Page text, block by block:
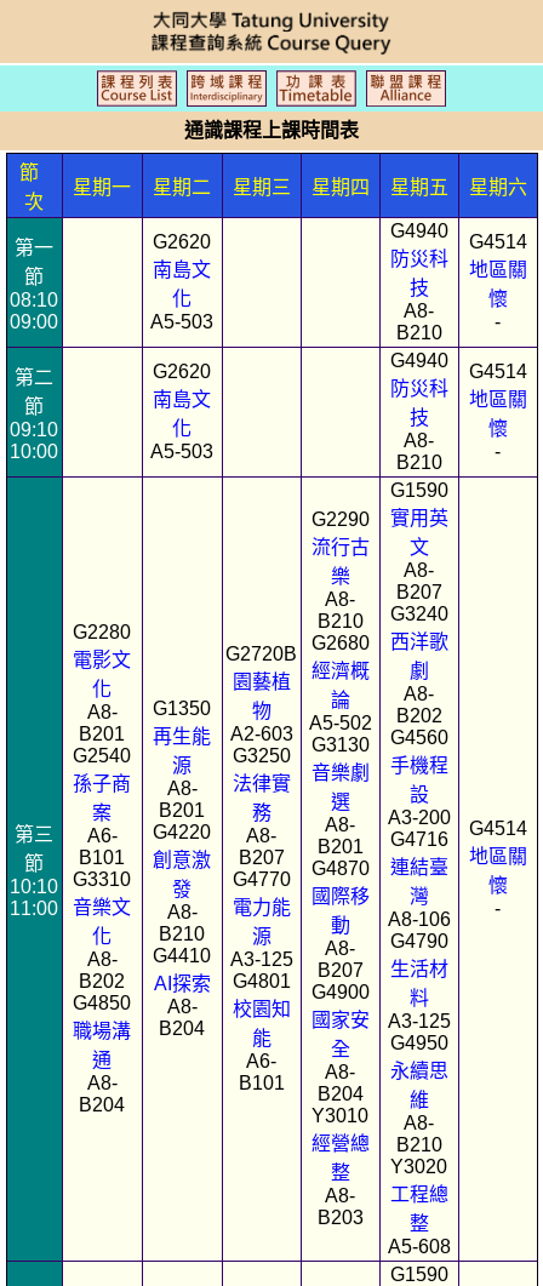
通識課程上課時間表
節
次
星期一 星期二 星期三 星期四 星期五 星期六
第一
節
08:10
09:00
G2620
南島文
化
A5-503
G4940
防災科
技
A8-
B210
G4514
地區關
懷
-
第二
節
09:10
10:00
G2620
南島文
化
A5-503
G4940
防災科
技
A8-
B210
G4514
地區關
懷
-
第三
節
10:10
11:00
G2280
電影文
化
A8-
B201
G2540
孫子商
案
A6-
B101
G3310
音樂文
化
A8-
B202
G4850
職場溝
通
A8-
B204
G1350
再生能
源
A8-
B201
G4220
創意激
發
A8-
B210
G4410
AI探索
A8-
B204
G2720B
園藝植
物
A2-603
G3250
法律實
務
A8-
B207
G4770
電力能
源
A3-125
G4801
校園知
能
A6-
B101
G2290
流行古
樂
A8-
B210
G2680
經濟概
論
A5-502
G3130
音樂劇
選
A8-
B201
G4870
國際移
動
A8-
B207
G4900
國家安
全
A8-
B204
Y3010
經營總
整
A8-
B203
G1590
實用英
文
A8-
B207
G3240
西洋歌
劇
A8-
B202
G4560
手機程
設
A3-200
G4716
連結臺
灣
A8-106
G4790
生活材
料
A3-125
G4950
永續思
維
A8-
B210
Y3020
工程總
整
A5-608
G4514
地區關
懷
-
G1590